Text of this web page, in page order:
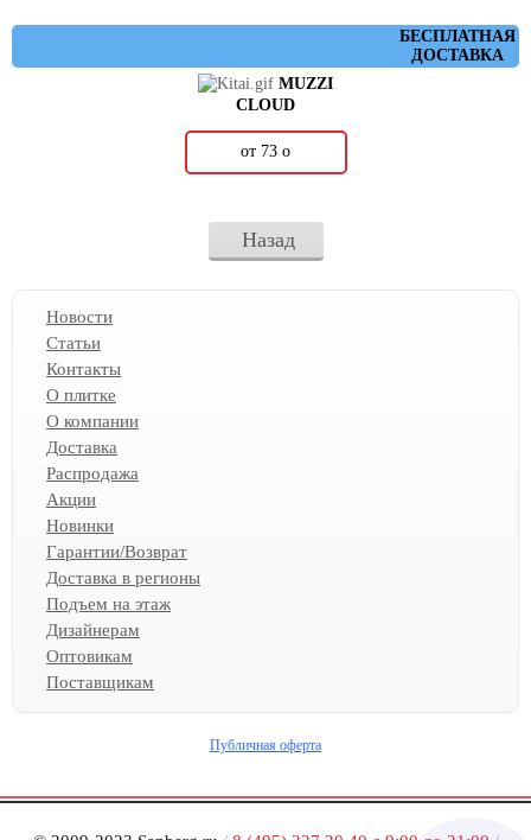
БЕСПЛАТНАЯ
ДОСТАВКА
MUZZI
CLOUD
от 73 о
Назад
Новости
Статьи
Контакты
О плитке
О компании
Доставка
Распродажа
Акции
Новинки
Гарантии/Возврат
Доставка в регионы
Подъем на этаж
Дизайнерам
Оптовикам
Поставщикам
Публичная оферта